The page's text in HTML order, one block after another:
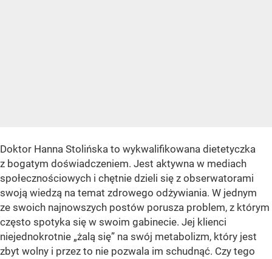
Doktor Hanna Stolińska to wykwalifikowana dietetyczka
z bogatym doświadczeniem. Jest aktywna w mediach
społecznościowych i chętnie dzieli się z obserwatorami
swoją wiedzą na temat zdrowego odżywiania. W jednym
ze swoich najnowszych postów porusza problem, z którym
często spotyka się w swoim gabinecie. Jej klienci
niejednokrotnie „żalą się” na swój metabolizm, który jest
zbyt wolny i przez to nie pozwala im schudnąć. Czy tego